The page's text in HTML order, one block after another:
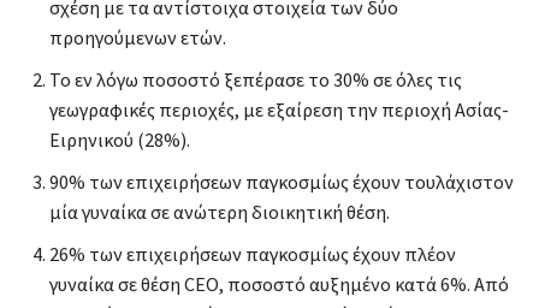
σχέση με τα αντίστοιχα στοιχεία των δύο
προηγούμενων ετών.
Το εν λόγω ποσοστό ξεπέρασε το 30% σε όλες τις
γεωγραφικές περιοχές, με εξαίρεση την περιοχή Ασίας-
Ειρηνικού (28%).
90% των επιχειρήσεων παγκοσμίως έχουν τουλάχιστον
μία γυναίκα σε ανώτερη διοικητική θέση.
26% των επιχειρήσεων παγκοσμίως έχουν πλέον
γυναίκα σε θέση CEO, ποσοστό αυξημένο κατά 6%. Από